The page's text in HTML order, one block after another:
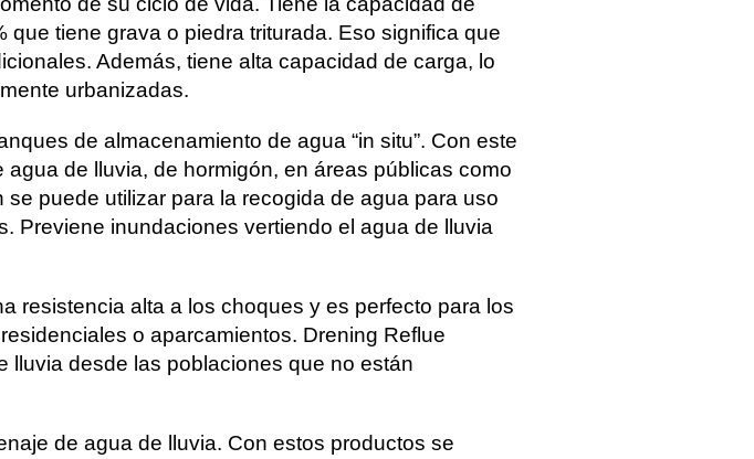
tiene grava o piedra triturada. Eso significa que
Además, tiene alta capacidad de carga, lo
urbanizadas.
de almacenamiento de agua “in situ”. Con este
de lluvia, de hormigón, en áreas públicas como
puede utilizar para la recogida de agua para uso
Previene inundaciones vertiendo el agua de lluvia
resistencia alta a los choques y es perfecto para los
o aparcamientos. Drening Reflue
lluvia desde las poblaciones que no están
de agua de lluvia. Con estos productos se